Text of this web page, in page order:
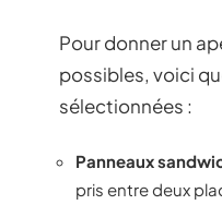
Pour donner un
possibles, voici
sélectionnées :
Panneaux
pris entre deux